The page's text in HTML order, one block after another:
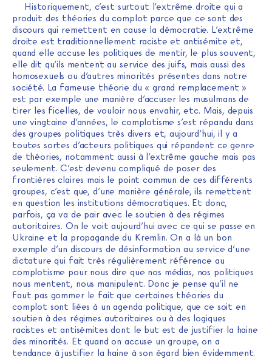
Historiquement, c’est surtout l’extrême droite qui a
produit des théories du complot parce que ce sont des
discours qui remettent en cause la démocratie. L’extrême
droite est traditionnellement raciste et antisémite et,
quand elle accuse les politiques de mentir, le plus souvent,
elle dit qu’ils mentent au service des juifs, mais aussi des
homosexuels ou d’autres minorités présentes dans notre
société. La fameuse théorie du « grand remplacement »
est par exemple une manière d’accuser les musulmans de
tirer les ficelles, de vouloir nous envahir, etc. Mais, depuis
une vingtaine d’années, le complotisme s’est répandu dans
des groupes politiques très divers et, aujourd’hui, il y a
toutes sortes d’acteurs politiques qui répandent ce genre
de théories, notamment aussi à l’extrême gauche mais pas
seulement. C’est devenu compliqué de poser des
frontières claires mais le point commun de ces différents
groupes, c’est que, d’une manière générale, ils remettent
en question les institutions démocratiques. Et donc,
parfois, ça va de pair avec le soutien à des régimes
autoritaires. On le voit aujourd’hui avec ce qui se passe en
Ukraine et la propagande du Kremlin. On a là un bon
exemple d’un discours de désinformation au service d’une
dictature qui fait très régulièrement référence au
complotisme pour nous dire que nos médias, nos politiques
nous mentent, nous manipulent. Donc je pense qu’il ne
faut pas gommer le fait que certaines théories du
complot sont liées à un agenda politique, que ce soit en
soutien à des régimes autoritaires ou à des logiques
racistes et antisémites dont le but est de justifier la haine
des minorités. Et quand on accuse un groupe, on a
tendance à justifier la haine à son égard bien évidemment.